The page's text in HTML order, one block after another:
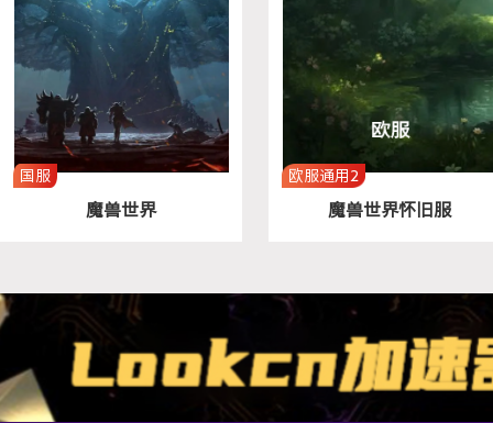
国服
魔兽世界
欧服通用2
魔兽世界怀旧服